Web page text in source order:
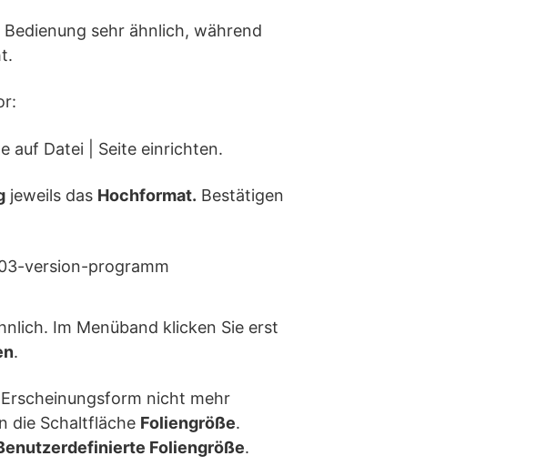
sehr ähnlich, während
auf Datei | Seite einrichten.
jeweils das Hochformat. Bestätigen
Im Menüband klicken Sie erst
.
nicht mehr
die Schaltfläche Foliengröße.
Foliengröße.